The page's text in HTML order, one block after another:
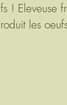
! Eleveuse
les